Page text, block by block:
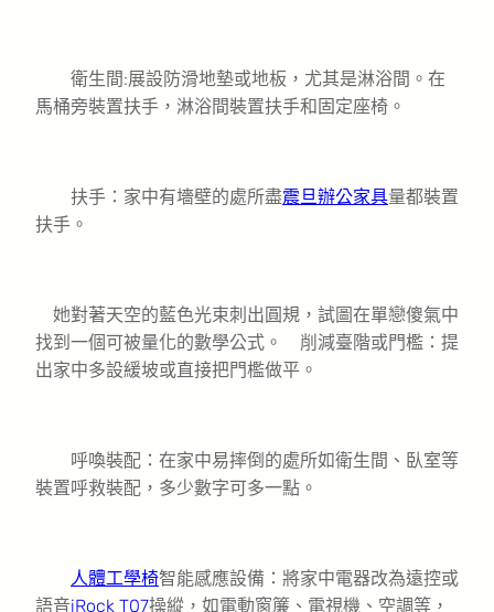
衛生間:展設防滑地墊或地板，尤其是淋浴間。在
馬桶旁裝置扶手，淋浴間裝置扶手和固定座椅。
扶手：家中有墻壁的處所盡震旦辦公家具量都裝置
扶手。
她對著天空的藍色光束刺出圓規，試圖在單戀傻氣中
找到一個可被量化的數學公式。 削減臺階或門檻：提
出家中多設緩坡或直接把門檻做平。
呼喚裝配：在家中易摔倒的處所如衛生間、臥室等
裝置呼救裝配，多少數字可多一點。
人體工學椅智能感應設備：將家中電器改為遠控或
語音iRock T07操縱，如電動窗簾、電視機、空調等，